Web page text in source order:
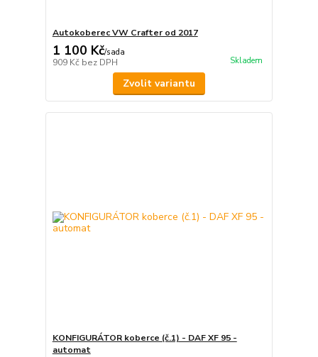
Autokoberec VW Crafter od 2017
1 100 Kč/sada
909 Kč bez DPH Skladem
Zvolit variantu
KONFIGURÁTOR koberce (č.1) - DAF XF 95 -
automat